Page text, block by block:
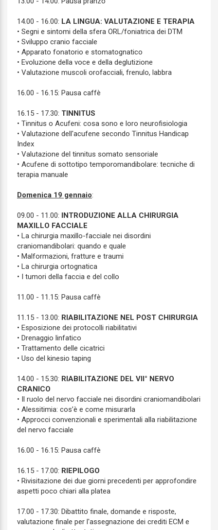
14.00 - 16.00: LA LINGUA: VALUTAZIONE E TERAPIA
• Segni e sintomi della sfera ORL/foniatrica dei DTM
• Sviluppo cranio facciale
• Apparato fonatorio e stomatognatico
• Evoluzione della voce e della deglutizione
• Valutazione muscoli orofacciali, frenulo, labbra
16.00 - 16.15: Pausa caffè
16.15 - 17.30: TINNITUS
• Tinnitus o Acufeni: cosa sono e loro neurofisiologia
• Valutazione dell'acufene secondo Tinnitus Handicap
Index
• Valutazione del tinnitus somato sensoriale
• Acufene di sottotipo temporomandibolare: tecniche di
terapia manuale
Domenica 19 gennaio:
09.00 - 11.00: INTRODUZIONE ALLA CHIRURGIA
MAXILLO FACCIALE
• La chirurgia maxillo-facciale nei disordini
craniomandibolari: quando e quale
• Malformazioni, fratture e traumi
• La chirurgia ortognatica
• I tumori della faccia e del collo
11.00 - 11.15: Pausa caffè
11.15 - 13.00: RIABILITAZIONE NEL POST CHIRURGIA
• Esposizione dei protocolli riabilitativi
• Drenaggio linfatico
• Trattamento delle cicatrici
• Uso del kinesio taping
14.00 - 15.30: RIABILITAZIONE DEL VII° NERVO
CRANICO
• Il ruolo del nervo facciale nei disordini craniomandibolari
• Alessitimia: cos’è e come misurarla
• Approcci convenzionali e sperimentali alla riabilitazione
del nervo facciale
16.00 - 16.15: Pausa caffè
16.15 - 17.00: RIEPILOGO
• Rivisitazione dei due giorni precedenti per approfondire
aspetti poco chiari alla platea
17.00 - 17.30: Dibattito finale, domande e risposte,
valutazione finale per l'assegnazione dei crediti ECM e